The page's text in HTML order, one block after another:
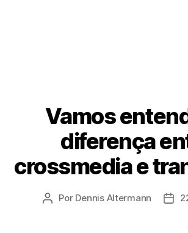
Vamos
diferença
crossmedia e
Autor
Por Dennis Altermann
Data